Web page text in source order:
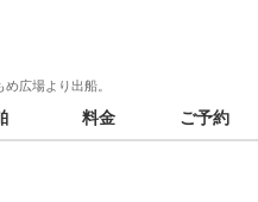
広場より出船。
料金 ご予約